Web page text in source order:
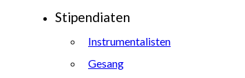
Stipendiaten
Instrumentalisten
Gesang